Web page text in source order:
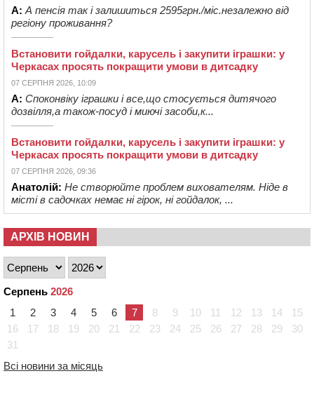
А: А пенсія так і залишиться 2595грн./міс.незалежно від
регіону проживання?
Встановити гойдалки, карусель і закупити іграшки: у
Черкасах просять покращити умови в дитсадку
07 СЕРПНЯ 2026, 10:09
А: Споконвіку іграшки і все,що стосується дитячого
дозвілля,а також-посуд і миючі засоби,к...
Встановити гойдалки, карусель і закупити іграшки: у
Черкасах просять покращити умови в дитсадку
07 СЕРПНЯ 2026, 09:36
Анатолій: Не створюйте проблем вихователям. Ніде в
місті в садочках немає ні гірок, ні гойдалок, ...
АРХІВ НОВИН
Серпень 2026
1
2 3 4 5 6 7 8 9 10 11 12 13 14
15
16
17 18 19 20 21 22 23 24 25 26 27 28 29
30
31
Всі новини за місяць